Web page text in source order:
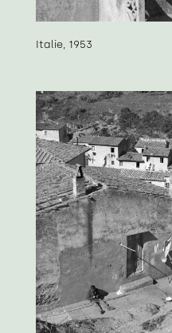
Italie, 1953